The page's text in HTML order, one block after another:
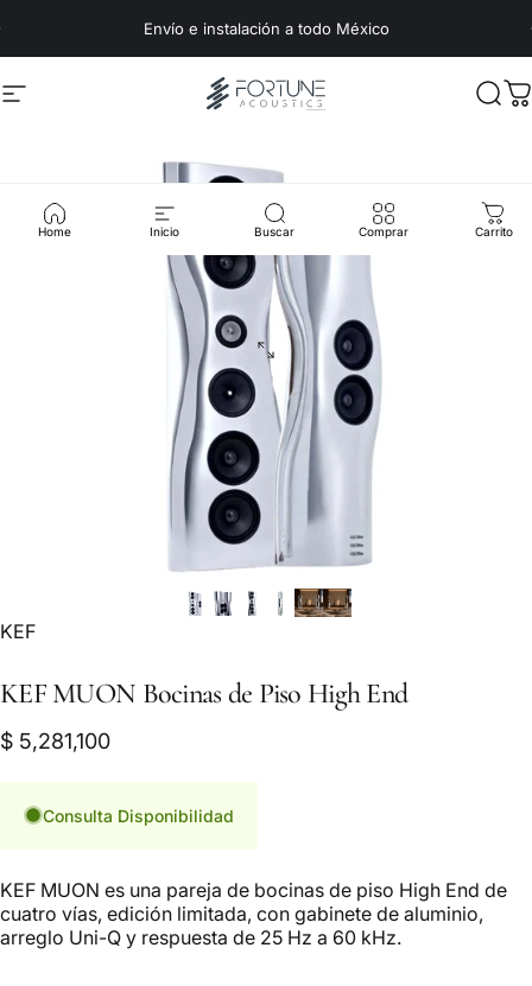
Envío e instalación a todo México
Navegación Fortune Acoustics
Home Inicio Buscar Comprar Carrito
Marca:
KEF
KEF MUON Bocinas de Piso High End
$ 5,281,100
Consulta Disponibilidad
KEF MUON es una pareja de bocinas de piso High End de
cuatro vías, edición limitada, con gabinete de aluminio,
arreglo Uni-Q y respuesta de 25 Hz a 60 kHz.